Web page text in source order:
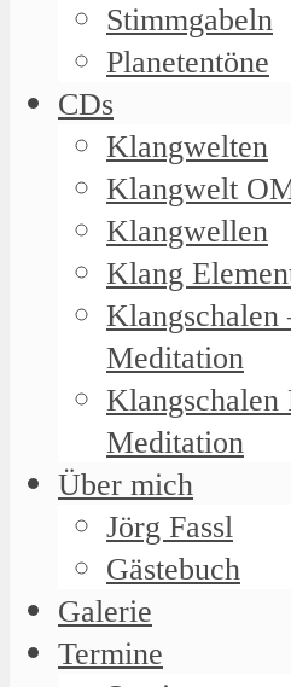
Stimmgabeln
Planetentöne
CDs
Klangwelten
Klangwelt
Klangwellen
Klang
Klangschalen
Meditation
Klangschalen
Meditation
Über mich
Jörg Fassl
Gästebuch
Galerie
Termine